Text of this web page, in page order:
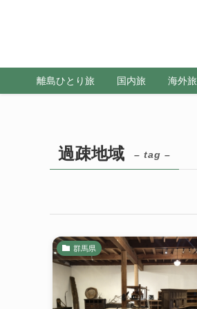
離島ひとり旅 国内旅 海外旅
過疎地域 – tag –
群馬県